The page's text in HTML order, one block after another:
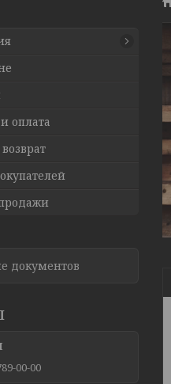
оплата
документов
00-00